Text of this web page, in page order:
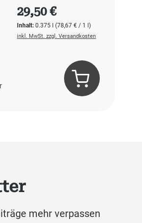
Inhalt:0.375 l(78,67 € / 1 l)
Regulärer Preis:
29,50 €
inkl. MwSt. zzgl. Versandkosten
mehr verpassen